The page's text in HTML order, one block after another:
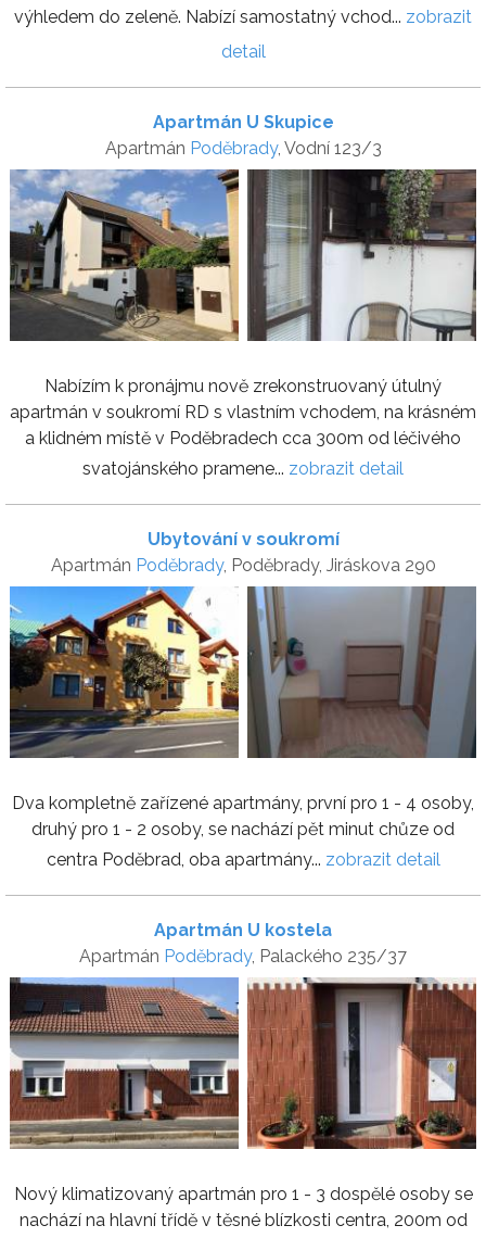
výhledem do zeleně. Nabízí samostatný vchod... zobrazit
detail
Apartmán U Skupice
Apartmán Poděbrady, Vodní 123/3
Nabízím k pronájmu nově zrekonstruovaný útulný
apartmán v soukromí RD s vlastním vchodem, na krásném
a klidném místě v Poděbradech cca 300m od léčivého
svatojánského pramene... zobrazit detail
Ubytování v soukromí
Apartmán Poděbrady, Poděbrady, Jiráskova 290
Dva kompletně zařízené apartmány, první pro 1 - 4 osoby,
druhý pro 1 - 2 osoby, se nachází pět minut chůze od
centra Poděbrad, oba apartmány... zobrazit detail
Apartmán U kostela
Apartmán Poděbrady, Palackého 235/37
Nový klimatizovaný apartmán pro 1 - 3 dospělé osoby se
nachází na hlavní třídě v těsné blízkosti centra, 200m od